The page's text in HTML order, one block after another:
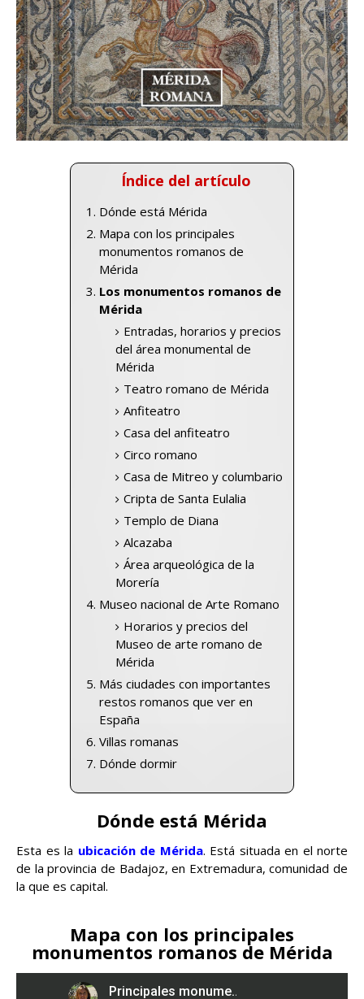
Índice del artículo
Dónde está Mérida
Mapa con los principales
monumentos romanos de
Mérida
Los monumentos romanos de
Mérida
Entradas, horarios y precios
del área monumental de
Mérida
Teatro romano de Mérida
Anfiteatro
Casa del anfiteatro
Circo romano
Casa de Mitreo y columbario
Cripta de Santa Eulalia
Templo de Diana
Alcazaba
Área arqueológica de la
Morería
Museo nacional de Arte Romano
Horarios y precios del
Museo de arte romano de
Mérida
Más ciudades con importantes
restos romanos que ver en
España
Villas romanas
Dónde dormir
Dónde está Mérida
Esta es la ubicación de Mérida. Está situada en el norte
de la provincia de Badajoz, en Extremadura, comunidad de
la que es capital.
Mapa con los principales
monumentos romanos de Mérida